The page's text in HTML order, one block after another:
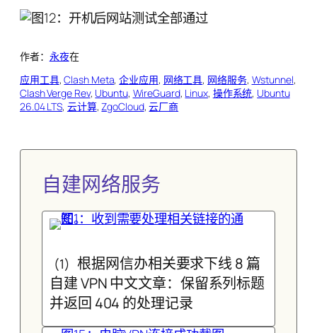
作者： 永夜在
应用工具, Clash Meta, 企业应用, 网络工具, 网络服务, Wstunnel
Clash Verge Rev, Ubuntu, WireGuard, Linux, 操作系统, Ubuntu
26.04 LTS, 云计算, ZgoCloud, 云厂商
自建网络服务
(1) 根据网信办相关要求下线 8 篇
自建 VPN 中文文章：保留系列标题
并返回 404 的处理记录